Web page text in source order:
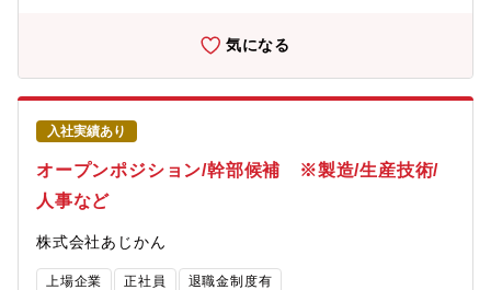
気になる
入社実績あり
オープンポジション/幹部候補 ※製造/生産技術/
人事など
株式会社あじかん
上場企業 正社員 退職金制度有